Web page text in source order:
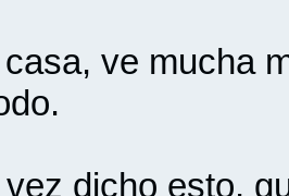
ve mucha
dicho esto,